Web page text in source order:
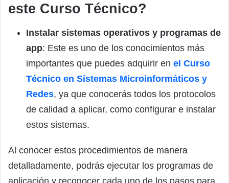
este Curso Técnico?
Instalar sistemas operativos y programas de
app: Este es uno de los conocimientos más
importantes que puedes adquirir en el Curso
Técnico en Sistemas Microinformáticos y
Redes, ya que conocerás todos los protocolos
de calidad a aplicar, como configurar e instalar
estos sistemas.
Al conocer estos procedimientos de manera
detalladamente, podrás ejecutar los programas de